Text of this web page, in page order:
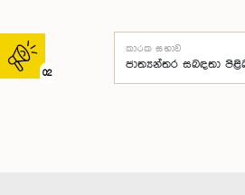
02
කාරක සභාව